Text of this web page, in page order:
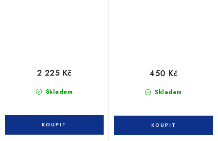
Skladem
2 225 Kč
Skladem
450 Kč